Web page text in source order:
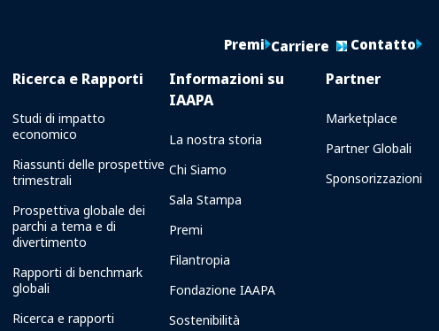
Premi Carriere Contatto
Ricerca e Rapporti
Studi di impatto
economico
Riassunti delle prospettive
trimestrali
Prospettiva globale dei
parchi a tema e di
divertimento
Rapporti di benchmark
globali
Ricerca e rapporti
Informazioni su
IAAPA
La nostra storia
Chi Siamo
Sala Stampa
Premi
Filantropia
Fondazione IAAPA
Sostenibilità
Partner
Marketplace
Partner Globali
Sponsorizzazioni